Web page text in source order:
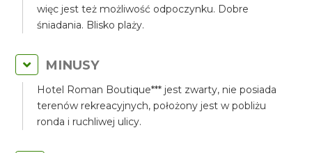
więc jest też możliwość odpoczynku. Dobre
śniadania. Blisko plaży.
MINUSY
Hotel Roman Boutique*** jest zwarty, nie posiada
terenów rekreacyjnych, położony jest w pobliżu
ronda i ruchliwej ulicy.